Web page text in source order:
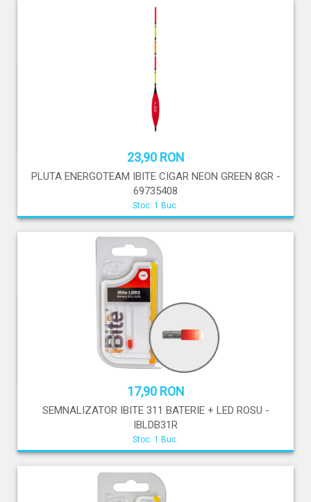
23,90 RON
PLUTA ENERGOTEAM IBITE CIGAR NEON GREEN 8GR -
69735408
Stoc: 1 Buc.
17,90 RON
SEMNALIZATOR IBITE 311 BATERIE + LED ROSU -
IBLDB31R
Stoc: 1 Buc.